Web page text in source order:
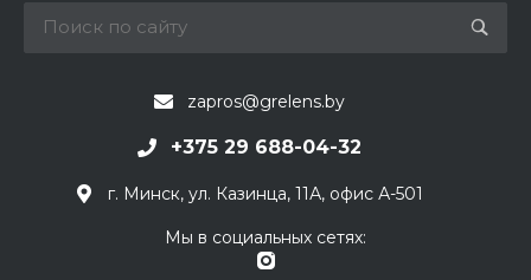
zapros@grelens.by
+375 29 688-04-32
г. Минск, ул. Казинца, 11А, офис А-501
Мы в социальных сетях: